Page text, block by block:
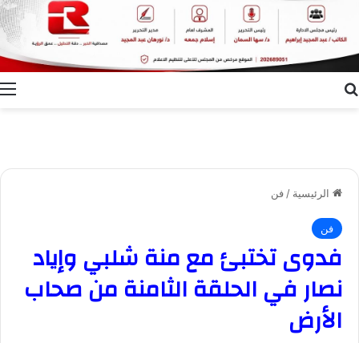
الرئيسية / فن
فن
فدوى تختبئ مع منة شلبي وإياد
نصار في الحلقة الثامنة من صحاب
الأرض